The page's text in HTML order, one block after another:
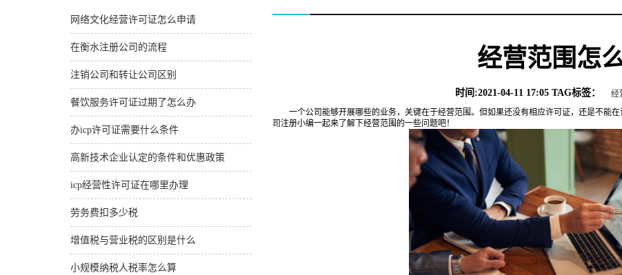
经营范围怎
时间:2021-04-11 17:05 TAG标签：
经
一个公司能够开展哪些的业务，关键在于经营范围。但如果还没有相应许可证，还是不能在
司注册小编一起来了解下经营范围的一些问题吧！
网络文化经营许可证怎么申请
在衡水注册公司的流程
注销公司和转让公司区别
餐饮服务许可证过期了怎么办
办icp许可证需要什么条件
高新技术企业认定的条件和优惠政策
icp经营性许可证在哪里办理
劳务费扣多少税
增值税与营业税的区别是什么
小规模纳税人税率怎么算